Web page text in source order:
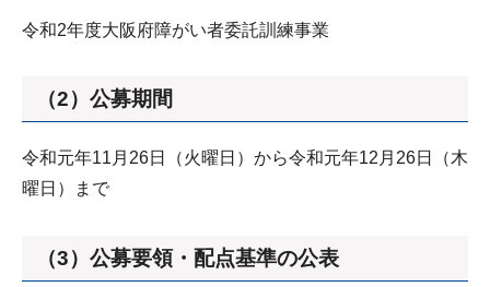
令和2年度大阪府障がい者委託訓練事業
（2）公募期間
令和元年11月26日（火曜日）から令和元年12月26日（木
曜日）まで
（3）公募要領・配点基準の公表